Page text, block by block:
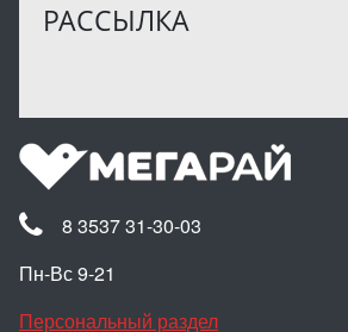
РАССЫЛКА
8 3537 31-30-03
Пн-Вс 9-21
Персональный раздел